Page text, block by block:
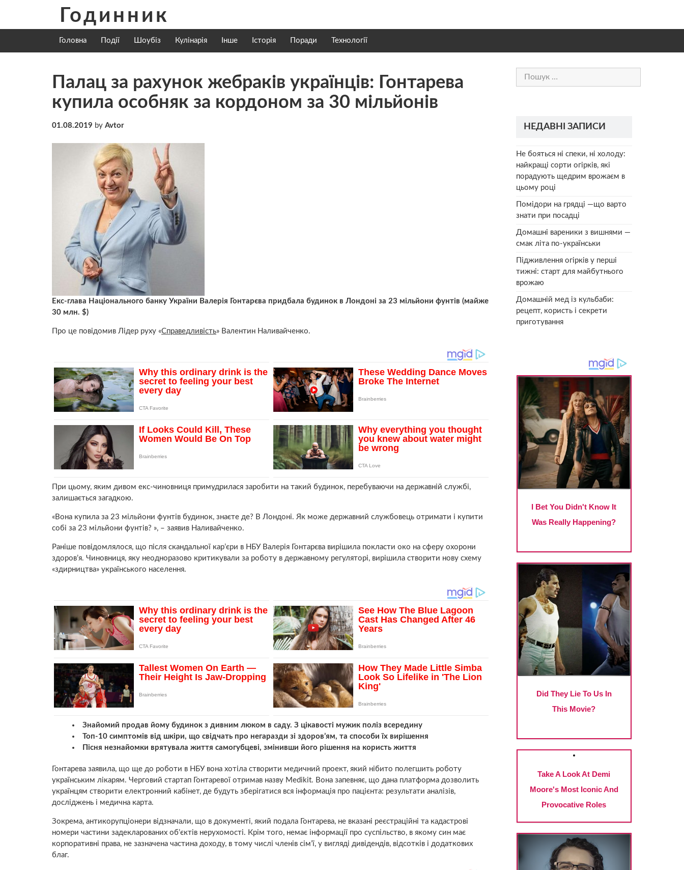
content
Годинник
Головна Події Шоубіз Кулінарія Інше Історія Поради Технології
Палац за рахунок жебраків українців: Гонтарева
купила особняк за кордоном за 30 мільйонів
01.08.2019 by Avtor
Екс-глава Національного банку України Валерія Гонтарєва придбала будинок в Лондоні за 23 мільйони фунтів (майже
30 млн. $)
Про це повідомив Лідер руху «Справедливість» Валентин Наливайченко.
При цьому, яким дивом екс-чиновниця примудрилася заробити на такий будинок, перебуваючи на державній службі,
залишається загадкою.
«Вона купила за 23 мільйони фунтів будинок, знаєте де? В Лондоні. Як може державний службовець отримати і купити
собі за 23 мільйони фунтів? », – заявив Наливайченко.
Раніше повідомлялося, що після скандальної кар’єри в НБУ Валерія Гонтарєва вирішила покласти око на сферу охорони
здоров’я. Чиновниця, яку неодноразово критикували за роботу в державному регуляторі, вирішила створити нову схему
«здирництва» українського населення.
Знайомий продав йому будинок з дивним люком в саду. З цікавості мужик поліз всередину
Топ-10 симптомів від шкіри, що свідчать про негаразди зі здоров’ям, та способи їх вирішення
Пісня незнайомки врятувала життя самогубцеві, змінивши його рішення на користь життя
Гонтарева заявила, що ще до роботи в НБУ вона хотіла створити медичний проект, який нібито полегшить роботу
українським лікарям. Черговий стартап Гонтаревої отримав назву Medikit. Вона запевняє, що дана платформа дозволить
українцям створити електронний кабінет, де будуть зберігатися вся інформація про пацієнта: результати аналізів,
досліджень і медична карта.
Зокрема, антикорупціонери відзначали, що в документі, який подала Гонтарева, не вказані реєстраційні та кадастрові
номери частини задекларованих об’єктів нерухомості. Крім того, немає інформації про суспільство, в якому син має
корпоративні права, не зазначена частина доходу, в тому числі членів сім’ї, у вигляді дивідендів, відсотків і додаткових
благ.
Пошук:
НЕДАВНІ ЗАПИСИ
Не бояться ні спеки, ні холоду:
найкращі сорти огірків, які
порадують щедрим врожаєм в
цьому році
Помідори на грядці —що варто
знати при посадці
Домашні вареники з вишнями —
смак літа по-українськи
Підживлення огірків у перші
тижні: старт для майбутнього
врожаю
Домашній мед із кульбаби:
рецепт, користь і секрети
приготування